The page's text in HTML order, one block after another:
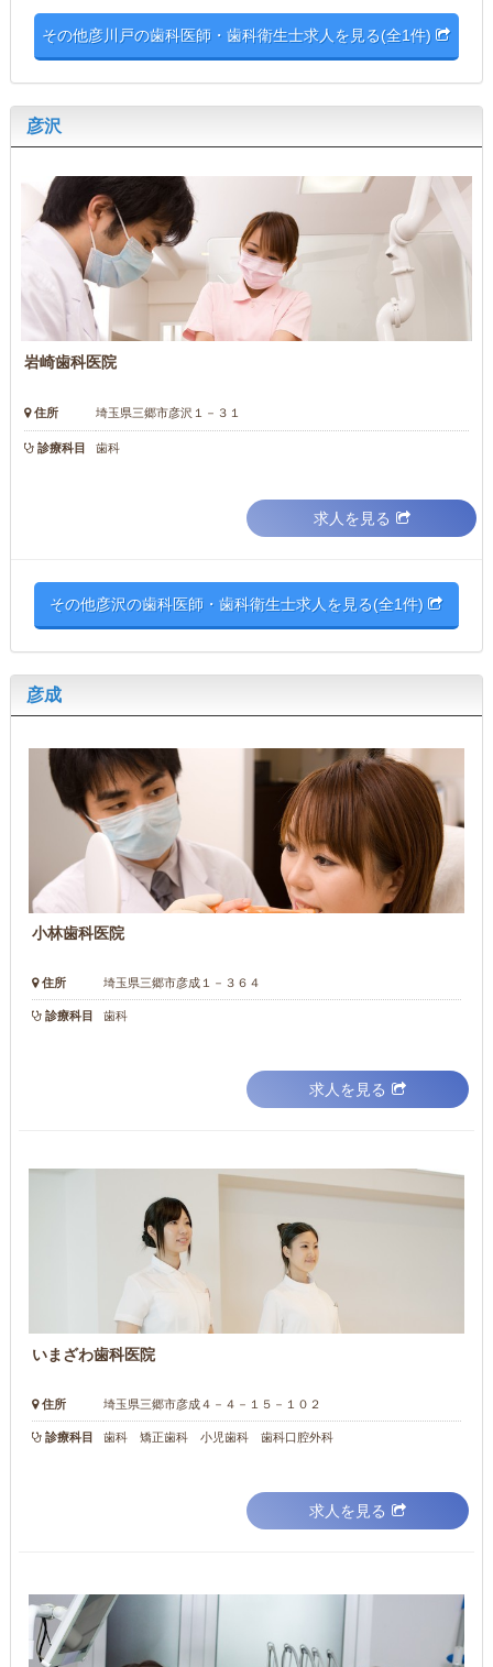
その他彦川戸の歯科医師・歯科衛生士求人を見る(全1件)
彦沢
岩崎歯科医院
住所 埼玉県三郷市彦沢１－３１
診療科目 歯科
求人を見る
その他彦沢の歯科医師・歯科衛生士求人を見る(全1件)
彦成
小林歯科医院
住所 埼玉県三郷市彦成１－３６４
診療科目 歯科
求人を見る
いまざわ歯科医院
住所 埼玉県三郷市彦成４－４－１５－１０２
診療科目 歯科 矯正歯科 小児歯科 歯科口腔外科
求人を見る